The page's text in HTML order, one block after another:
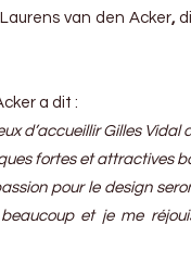
van den Acker,
a dit :
d’accueillir Gilles
fortes et attractives
pour le design
beaucoup et je me